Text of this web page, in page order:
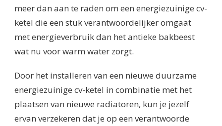
meer dan aan te raden om een energiezuinige cv-
ketel die een stuk verantwoordelijker omgaat
met energieverbruik dan het antieke bakbeest
wat nu voor warm water zorgt.
Door het installeren van een nieuwe duurzame
energiezuinige cv-ketel in combinatie met het
plaatsen van nieuwe radiatoren, kun je jezelf
ervan verzekeren dat je op een verantwoorde